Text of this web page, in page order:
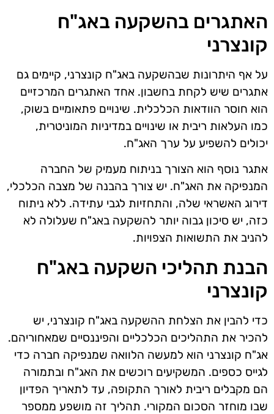
האתגרים בהשקעה באג"ח
קונצרני
על אף היתרונות שבהשקעה באג"ח קונצרני, קיימים גם
אתגרים שיש לקחת בחשבון. אחד האתגרים המרכזיים
הוא חוסר הוודאות הכלכלית. שינויים פתאומיים בשוק,
כמו העלאות ריבית או שינויים במדיניות המוניטרית,
יכולים להשפיע על ערך האג"ח.
אתגר נוסף הוא הצורך בניתוח מעמיק של החברה
המנפיקה את האג"ח. יש צורך בהבנה של מצבה הכלכלי,
דירוג האשראי שלה, והתחזיות לגבי עתידה. ללא ניתוח
כזה, יש סיכון גבוה יותר להשקעה באג"ח שעלולה לא
להניב את התשואות הצפויות.
הבנת תהליכי השקעה באג"ח
קונצרני
כדי להבין את הצלחת ההשקעה באג"ח קונצרני, יש
להכיר את התהליכים הכלכליים והפיננסיים שמאחוריהם.
אג"ח קונצרני הוא למעשה הלוואה שמנפיקה חברה כדי
לגייס כספים. המשקיעים רוכשים את האג"ח ובתמורה
הם מקבלים ריבית לאורך התקופה, עד לתאריך הפדיון
שבו מוחזר הסכום המקורי. תהליך זה מושפע ממספר